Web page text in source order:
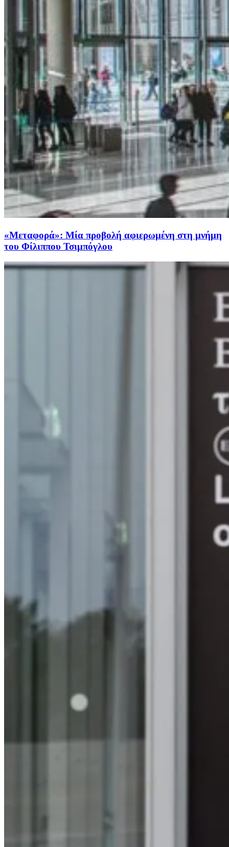
«Μεταφορά»: Μία προβολή αφιερωμένη στη μνήμη
του Φίλιππου Τσιμπόγλου